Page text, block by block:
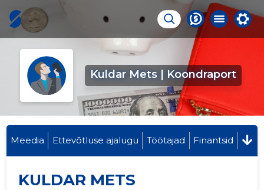
Kuldar Mets | Koondraport
Meedia Ettevõtluse ajalugu Töötajad Finantsid
KULDAR METS